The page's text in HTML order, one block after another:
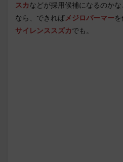
スカなどが採用候補になるのか
なら、できればメジロパーマー
サイレンススズカでも。